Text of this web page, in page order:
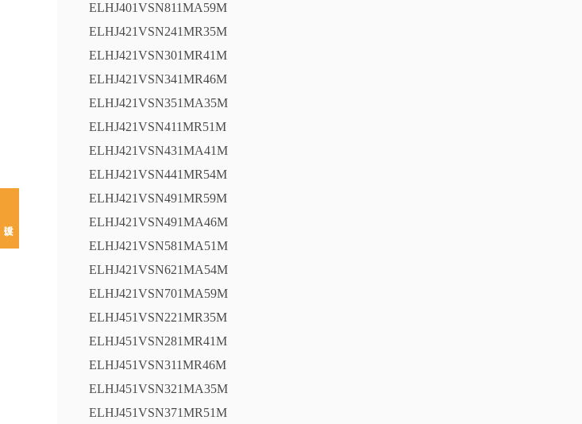
ELHJ401VSN811MA59M
ELHJ421VSN241MR35M
ELHJ421VSN301MR41M
ELHJ421VSN341MR46M
ELHJ421VSN351MA35M
ELHJ421VSN411MR51M
ELHJ421VSN431MA41M
ELHJ421VSN441MR54M
ELHJ421VSN491MR59M
ELHJ421VSN491MA46M
ELHJ421VSN581MA51M
ELHJ421VSN621MA54M
ELHJ421VSN701MA59M
ELHJ451VSN221MR35M
ELHJ451VSN281MR41M
ELHJ451VSN311MR46M
ELHJ451VSN321MA35M
ELHJ451VSN371MR51M